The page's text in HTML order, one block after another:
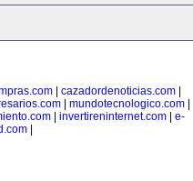
cazadordenoticias.com
| mundotecnologico.com|
invertireninternet.com
e-